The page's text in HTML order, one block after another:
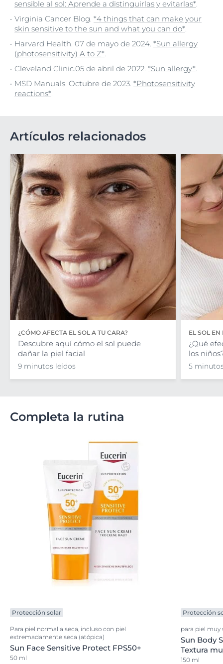
sensible al sol: Aprende a distinguirlas y evitarlas*
Virginia Cancer Blog. *4 things that can make your
skin sensitive to the sun and what you can do*
Harvard Health. 07 de mayo de 2024. *Sun allergy
(photosensitivity) A to Z*
Cleveland Clinic.05 de abril de 2022. *Sun allergy*
MSD Manuals. Octubre de 2023. *Photosensitivity
reactions*
Artículos relacionados
¿CÓMO AFECTA EL SOL A TU CARA?
Descubre aquí cómo el sol puede
dañar la piel facial
9 minutos leídos
EL SOL
¿Qué
los
5
Completa la rutina
Protección solar
Para piel normal a seca, incluso con piel
extremadamente seca (atópica)
Sun Face Sensitive Protect FPS50+
50 ml
Protección
para piel muy
Sun Body
Textura
150 ml